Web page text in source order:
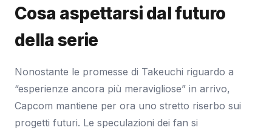
Cosa aspettarsi dal futuro
della serie
Nonostante le promesse di Takeuchi riguardo a
“esperienze ancora più meravigliose” in arrivo,
Capcom mantiene per ora uno stretto riserbo sui
progetti futuri. Le speculazioni dei fan si